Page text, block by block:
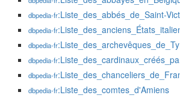
dbpedia-fr:Liste_des_abbés_de_Saint-
dbpedia-fr
dbpedia-fr
dbpedia-fr
dbpedia-fr
dbpedia-fr:Liste_des_comtes_d'Amiens